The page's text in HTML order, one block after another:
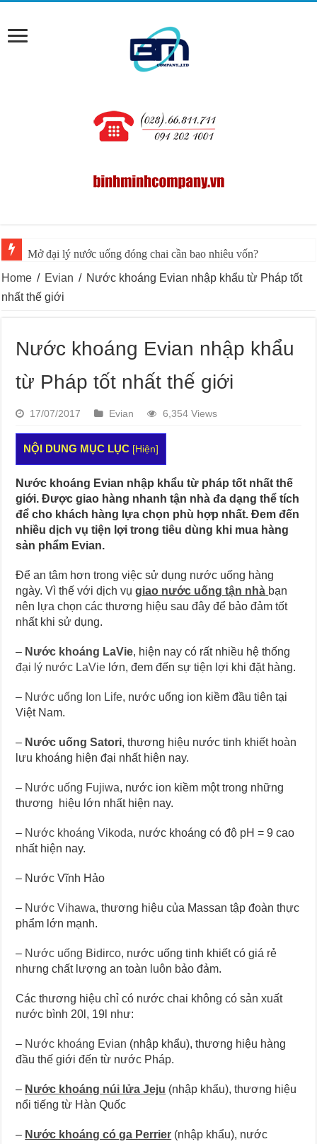
Mở đại lý nước uống đóng chai cần bao nhiêu vốn?
Home / Evian / Nước khoáng Evian nhập khẩu từ Pháp tốt
nhất thế giới
Nước khoáng Evian nhập khẩu
từ Pháp tốt nhất thế giới
17/07/2017 Evian 6,354 Views
NỘI DUNG MỤC LỤC [Hiện]
Nước khoáng Evian nhập khẩu từ pháp tốt nhất thế
giới. Được giao hàng nhanh tận nhà đa dạng thể tích
để cho khách hàng lựa chọn phù hợp nhất. Đem đến
nhiều dịch vụ tiện lợi trong tiêu dùng khi mua hàng
sản phẩm Evian.
Để an tâm hơn trong việc sử dụng nước uống hàng
ngày. Vì thế với dịch vụgiao nước uống tận nhà bạn
nên lựa chọn các thương hiệu sau đây để bảo đảm tốt
nhất khi sử dụng.
– Nước khoáng LaVie, hiện nay có rất nhiều hệ thống
đại lý nước LaVie lớn, đem đến sự tiện lợi khi đặt hàng.
– Nước uống Ion Life, nước uống ion kiềm đầu tiên tại
Việt Nam.
– Nước uống Satori, thương hiệu nước tinh khiết hoàn
lưu khoáng hiện đại nhất hiện nay.
– Nước uống Fujiwa, nước ion kiềm một trong những
thương hiệu lớn nhất hiện nay.
– Nước khoáng Vikoda, nước khoáng có độ pH = 9 cao
nhất hiện nay.
– Nước Vĩnh Hảo
– Nước Vihawa, thương hiệu của Massan tập đoàn thực
phẩm lớn mạnh.
– Nước uống Bidirco, nước uống tinh khiết có giá rẻ
nhưng chất lượng an toàn luôn bảo đảm.
Các thương hiệu chỉ có nước chai không có sản xuất
nước bình 20l, 19l như:
– Nước khoáng Evian (nhập khẩu), thương hiệu hàng
đầu thế giới đến từ nước Pháp.
– Nước khoáng núi lửa Jeju (nhập khẩu), thương hiệu
nổi tiếng từ Hàn Quốc
– Nước khoáng có ga Perrier (nhập khẩu), nước